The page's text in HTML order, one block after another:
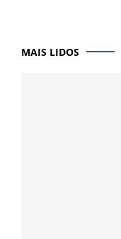
MAIS LIDOS